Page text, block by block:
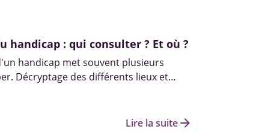
handicap : qui consulter ? Et où ?
handicap met souvent plusieurs
Décryptage des différents lieux et
Lire la suitearrow_forward